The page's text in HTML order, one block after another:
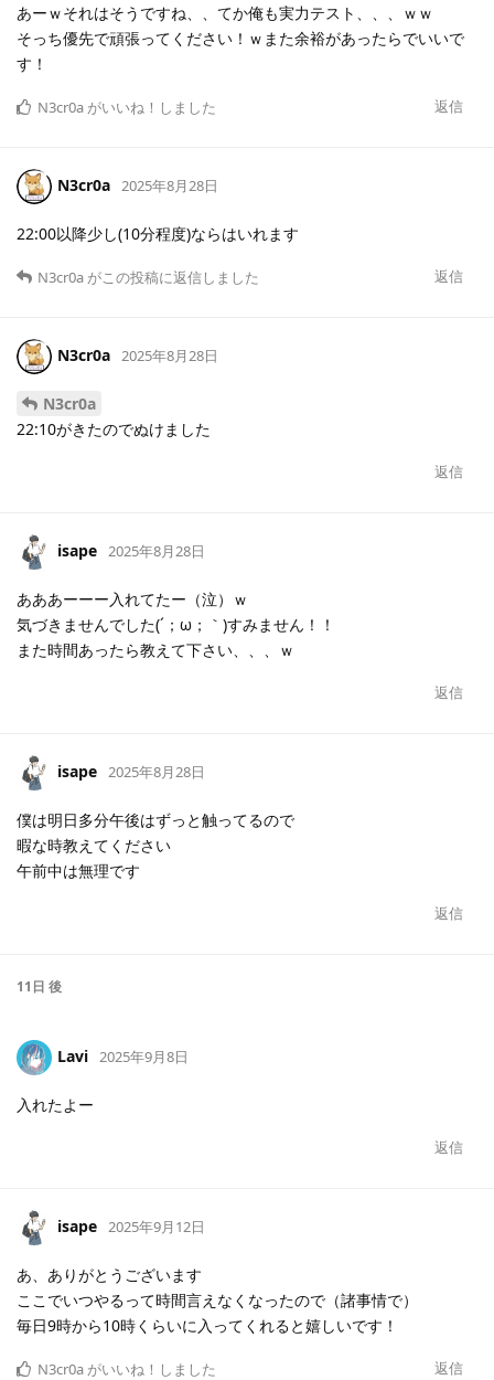
あーｗそれはそうですね、、てか俺も実力テスト、、、ｗｗ
そっち優先で頑張ってください！ｗまた余裕があったらでいいで
す！
返信
N3cr0a がいいね！しました
N3cr0a 2025年8月28日
22:00以降少し(10分程度)ならはいれます
返信
N3cr0a がこの投稿に返信しました
N3cr0a 2025年8月28日
N3cr0a
22:10がきたのでぬけました
返信
isape 2025年8月28日
あああーーー入れてたー（泣）ｗ
気づきませんでした(´；ω；｀)すみません！！
また時間あったら教えて下さい、、、ｗ
返信
isape 2025年8月28日
僕は明日多分午後はずっと触ってるので
暇な時教えてください
午前中は無理です
返信
11日 後
Lavi 2025年9月8日
入れたよー
返信
isape 2025年9月12日
あ、ありがとうございます
ここでいつやるって時間言えなくなったので（諸事情で）
毎日9時から10時くらいに入ってくれると嬉しいです！
返信
N3cr0a がいいね！しました